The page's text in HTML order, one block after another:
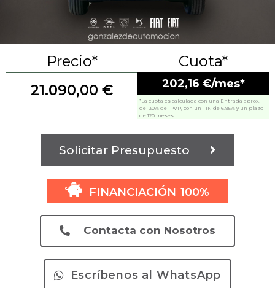
Precio*
21.090,00 €
Cuota*
202,16 €/mes*
*La cuota es calculada con una Entrada aprox.
del 30% del PVP, con un TIN de 6.95% y un plazo
de 120 meses.
Solicitar Presupuesto
FINANCIACIÓN 100%
Contacta con Nosotros
Escríbenos al WhatsApp